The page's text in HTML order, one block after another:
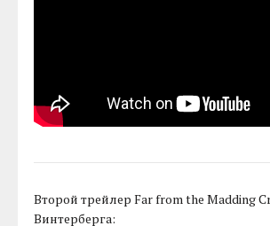
Второй трейлер Far from the Madding
Винтерберга: